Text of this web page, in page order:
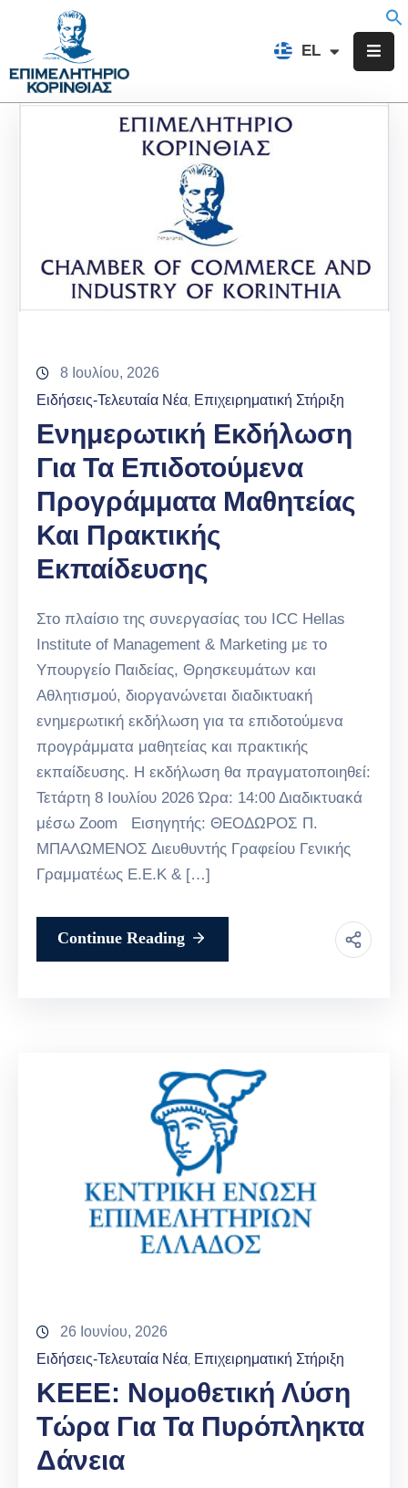
EL
FR
Επιμελητήριο
Εκδηλώσεις
8 Ιουλίου, 2026
Ειδήσεις-Τελευταία Νέα Επιχειρηματική Στήριξη
Ενημερωτική Εκδήλωση
Για Τα Επιδοτούμενα
Προγράμματα Μαθητείας
Και Πρακτικής
Εκπαίδευσης
Στο πλαίσιο της συνεργασίας του ICC Hellas
Institute of Management & Marketing με το
Υπουργείο Παιδείας, Θρησκευμάτων και
Αθλητισμού, διοργανώνεται διαδικτυακή
ενημερωτική εκδήλωση για τα επιδοτούμενα
προγράμματα μαθητείας και πρακτικής
εκπαίδευσης. Η εκδήλωση θα πραγματοποιηθεί:
Τετάρτη 8 Ιουλίου 2026 Ώρα: 14:00 Διαδικτυακά
μέσω Zoom Εισηγητής: ΘΕΟΔΩΡΟΣ Π.
ΜΠΑΛΩΜΕΝΟΣ Διευθυντής Γραφείου Γενικής
Γραμματέως Ε.Ε.Κ & […]
Continue Reading
26 Ιουνίου, 2026
Ειδήσεις-Τελευταία Νέα Επιχειρηματική Στήριξη
ΚΕΕΕ: Νομοθετική Λύση
Τώρα Για Τα Πυρόπληκτα
Δάνεια